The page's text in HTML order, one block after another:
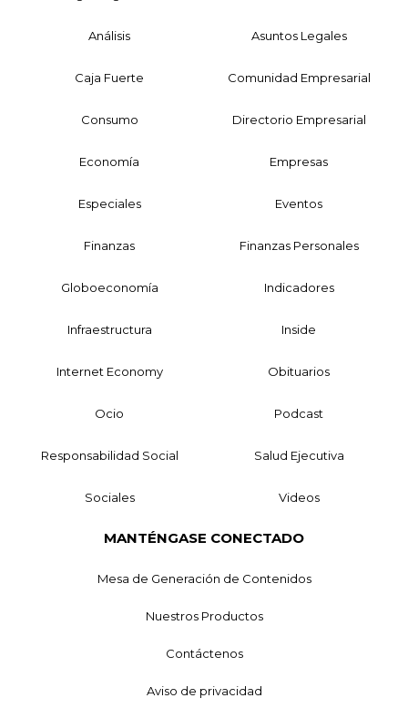
Análisis Asuntos Legales
Caja Fuerte Comunidad Empresarial
Consumo Directorio Empresarial
Economía Empresas
Especiales Eventos
Finanzas Finanzas Personales
Globoeconomía Indicadores
Infraestructura Inside
Internet Economy Obituarios
Ocio Podcast
Responsabilidad Social Salud Ejecutiva
Sociales Videos
MANTÉNGASE CONECTADO
Mesa de Generación de Contenidos
Nuestros Productos
Contáctenos
Aviso de privacidad